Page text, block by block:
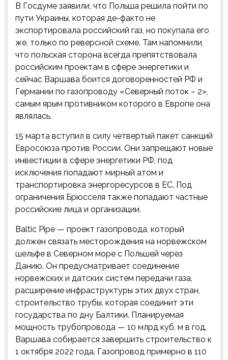
В Госдуме заявили, что Польша решила пойти по
пути Украины, которая де-факто не
экспортировала российский газ, но покупала его
же, только по реверсной схеме. Там напомнили,
что польская сторона всегда препятствовала
российским проектам в сфере энергетики и
сейчас Варшава боится договоренностей РФ и
Германии по газопроводу «Северный поток – 2»,
самым ярым противником которого в Европе она
являлась.
15 марта вступил в силу четвертый пакет санкций
Евросоюза против России. Они запрещают новые
инвестиции в сфере энергетики РФ, под
исключения попадают мирный атом и
транспортировка энергоресурсов в ЕС. Под
ограничения Брюсселя также попадают частные
российские лица и организации.
Baltic Pipe — проект газопровода, который
должен связать месторождения на норвежском
шельфе в Северном море с Польшей через
Данию. Он предусматривает соединение
норвежских и датских систем передачи газа,
расширение инфраструктуры этих двух стран,
строительство трубы, которая соединит эти
государства по дну Балтики. Планируемая
мощность трубопровода — 10 млрд куб. м в год.
Варшава собирается завершить строительство к
1 октября 2022 года. Газопровод примерно в 110